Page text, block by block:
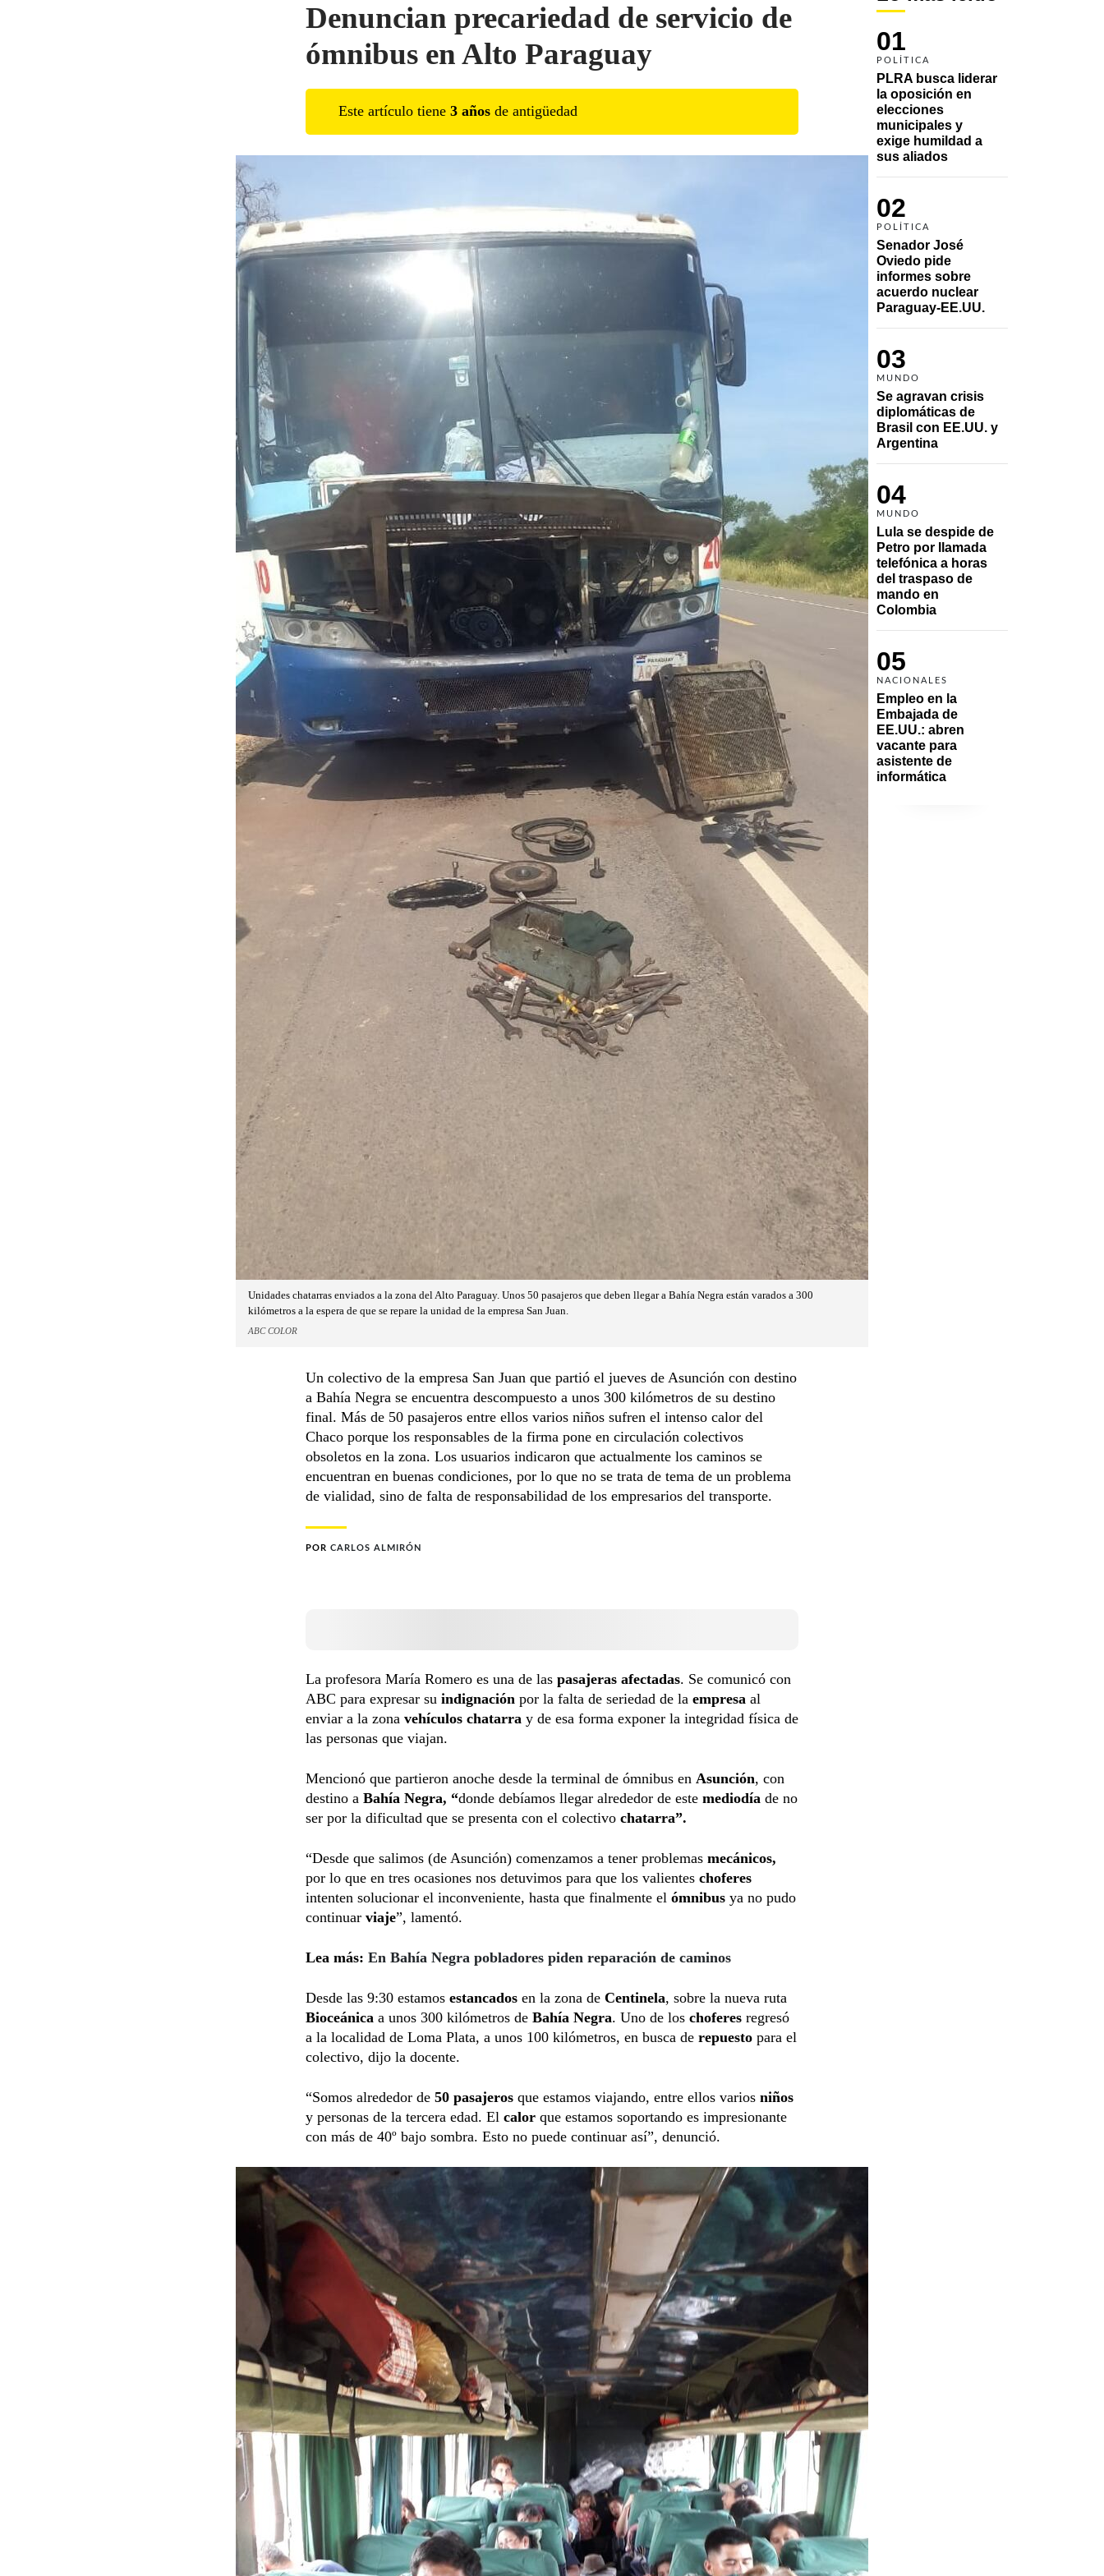
01
POLÍTICA
PLRA busca liderar
la oposición en
elecciones
municipales y
exige humildad a
sus aliados
02
POLÍTICA
Senador José
Oviedo pide
informes sobre
acuerdo nuclear
Paraguay-EE.UU.
03
MUNDO
Se agravan crisis
diplomáticas de
Brasil con EE.UU. y
Argentina
04
MUNDO
Lula se despide de
Petro por llamada
telefónica a horas
del traspaso de
mando en
Colombia
05
NACIONALES
Empleo en la
Embajada de
EE.UU.: abren
vacante para
asistente de
informática
Denuncian precariedad de servicio de
ómnibus en Alto Paraguay
Este artículo tiene 3 años de antigüedad
Unidades chatarras enviados a la zona del Alto Paraguay. Unos 50 pasajeros que deben llegar a Bahía Negra están varados a 300
kilómetros a la espera de que se repare la unidad de la empresa San Juan.
ABC COLOR
Un colectivo de la empresa San Juan que partió el jueves de Asunción con destino
a Bahía Negra se encuentra descompuesto a unos 300 kilómetros de su destino
final. Más de 50 pasajeros entre ellos varios niños sufren el intenso calor del
Chaco porque los responsables de la firma pone en circulación colectivos
obsoletos en la zona. Los usuarios indicaron que actualmente los caminos se
encuentran en buenas condiciones, por lo que no se trata de tema de un problema
de vialidad, sino de falta de responsabilidad de los empresarios del transporte.
POR CARLOS ALMIRÓN
La profesora María Romero es una de las pasajeras afectadas. Se comunicó con
ABC para expresar su indignación por la falta de seriedad de la empresa al
enviar a la zona vehículos chatarra y de esa forma exponer la integridad física de
las personas que viajan.
Mencionó que partieron anoche desde la terminal de ómnibus en Asunción, con
destino a Bahía Negra, “donde debíamos llegar alrededor de este mediodía de no
ser por la dificultad que se presenta con el colectivo chatarra”.
“Desde que salimos (de Asunción) comenzamos a tener problemas mecánicos,
por lo que en tres ocasiones nos detuvimos para que los valientes choferes
intenten solucionar el inconveniente, hasta que finalmente el ómnibus ya no pudo
continuar viaje”, lamentó.
Lea más: En Bahía Negra pobladores piden reparación de caminos
Desde las 9:30 estamos estancados en la zona de Centinela, sobre la nueva ruta
Bioceánica a unos 300 kilómetros de Bahía Negra. Uno de los choferes regresó
a la localidad de Loma Plata, a unos 100 kilómetros, en busca de repuesto para el
colectivo, dijo la docente.
“Somos alrededor de 50 pasajeros que estamos viajando, entre ellos varios niños
y personas de la tercera edad. El calor que estamos soportando es impresionante
con más de 40º bajo sombra. Esto no puede continuar así”, denunció.